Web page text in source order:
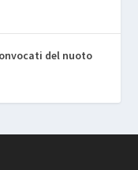
del nuoto